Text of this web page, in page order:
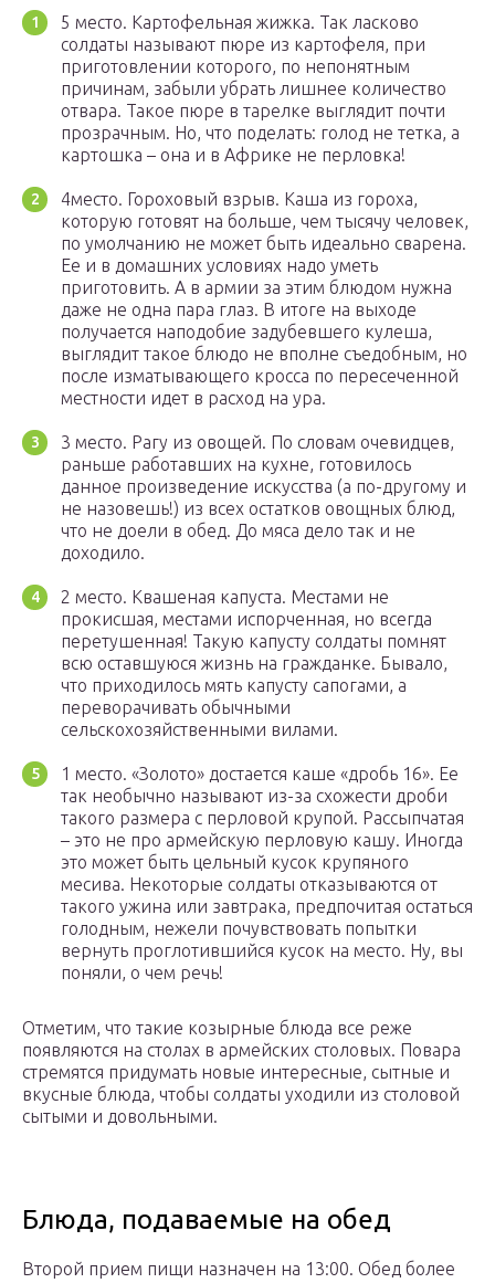
5 место. Картофельная жижка. Так ласково
солдаты называют пюре из картофеля, при
приготовлении которого, по непонятным
причинам, забыли убрать лишнее количество
отвара. Такое пюре в тарелке выглядит почти
прозрачным. Но, что поделать: голод не тетка, а
картошка – она и в Африке не перловка!
4место. Гороховый взрыв. Каша из гороха,
которую готовят на больше, чем тысячу человек,
по умолчанию не может быть идеально сварена.
Ее и в домашних условиях надо уметь
приготовить. А в армии за этим блюдом нужна
даже не одна пара глаз. В итоге на выходе
получается наподобие задубевшего кулеша,
выглядит такое блюдо не вполне съедобным, но
после изматывающего кросса по пересеченной
местности идет в расход на ура.
3 место. Рагу из овощей. По словам очевидцев,
раньше работавших на кухне, готовилось
данное произведение искусства (а по-другому и
не назовешь!) из всех остатков овощных блюд,
что не доели в обед. До мяса дело так и не
доходило.
2 место. Квашеная капуста. Местами не
прокисшая, местами испорченная, но всегда
перетушенная! Такую капусту солдаты помнят
всю оставшуюся жизнь на гражданке. Бывало,
что приходилось мять капусту сапогами, а
переворачивать обычными
сельскохозяйственными вилами.
1 место. «Золото» достается каше «дробь 16». Ее
так необычно называют из-за схожести дроби
такого размера с перловой крупой. Рассыпчатая
– это не про армейскую перловую кашу. Иногда
это может быть цельный кусок крупяного
месива. Некоторые солдаты отказываются от
такого ужина или завтрака, предпочитая остаться
голодным, нежели почувствовать попытки
вернуть проглотившийся кусок на место. Ну, вы
поняли, о чем речь!
Отметим, что такие козырные блюда все реже
появляются на столах в армейских столовых. Повара
стремятся придумать новые интересные, сытные и
вкусные блюда, чтобы солдаты уходили из столовой
сытыми и довольными.
Блюда, подаваемые на обед
Второй прием пищи назначен на 13:00. Обед более